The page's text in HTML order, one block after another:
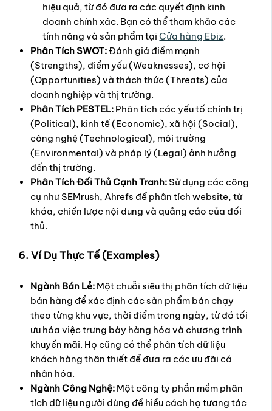
hiệu quả, từ đó đưa ra các quyết định kinh
doanh chính xác. Bạn có thể tham khảo các
tính năng và sản phẩm tạiCửa hàng Ebiz.
Phân Tích SWOT:Đánh giá điểm mạnh
(Strengths), điểm yếu (Weaknesses), cơ hội
(Opportunities) và thách thức (Threats) của
doanh nghiệp và thị trường.
Phân Tích PESTEL: Phân tích các yếu tố chính trị
(Political), kinh tế (Economic), xã hội (Social),
công nghệ (Technological), môi trường
(Environmental) và pháp lý (Legal) ảnh hưởng
đến thị trường.
Phân Tích Đối Thủ Cạnh Tranh: Sử dụng các công
cụ như SEMrush, Ahrefs để phân tích website, từ
khóa, chiến lược nội dung và quảng cáo của đối
thủ.
6. Ví Dụ Thực Tế (Examples)
Ngành Bán Lẻ: Một chuỗi siêu thị phân tích dữ liệu
bán hàng để xác định các sản phẩm bán chạy
theo từng khu vực, thời điểm trong ngày, từ đó tối
ưu hóa việc trưng bày hàng hóa và chương trình
khuyến mãi. Họ cũng có thể phân tích dữ liệu
khách hàng thân thiết để đưa ra các ưu đãi cá
nhân hóa.
Ngành Công Nghệ: Một công ty phần mềm phân
tích dữ liệu người dùng để hiểu cách họ tương tác